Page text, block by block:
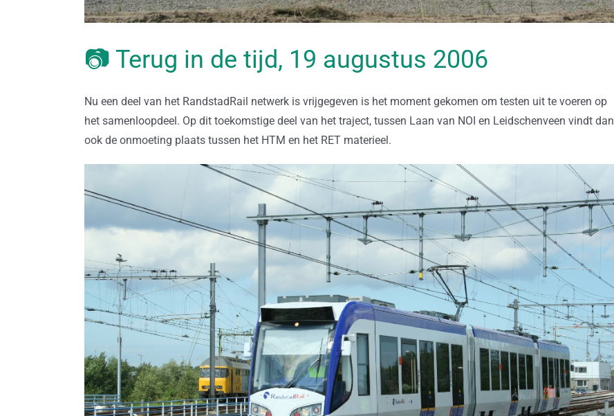
📷 Terug in de tijd, 19 augustus 2006
Nu een deel van het RandstadRail netwerk is vrijgegeven is het moment gekomen om testen uit te voeren op
het samenloopdeel. Op dit toekomstige deel van het traject, tussen Laan van NOI en Leidschenveen vindt dan
ook de onmoeting plaats tussen het HTM en het RET materieel.